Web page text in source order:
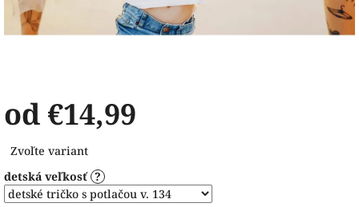
od €14,99
cena:
Zvoľte variant
detská veľkosť ?